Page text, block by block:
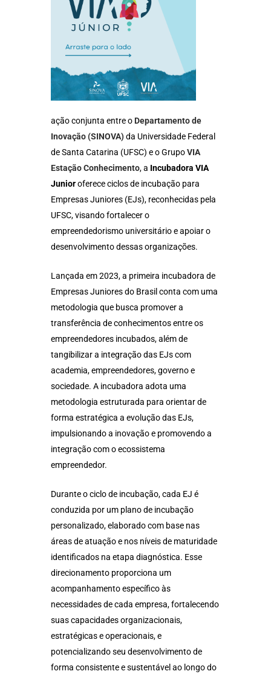
ação conjunta entre o Departamento de
Inovação (SINOVA)da Universidade Federal
de Santa Catarina (UFSC) e o GrupoVIA
Estação Conhecimento, a Incubadora VIA
Junioroferece ciclos de incubação para
Empresas Juniores (EJs), reconhecidas pela
UFSC, visando fortalecer o
empreendedorismo universitário e apoiar o
desenvolvimento dessas organizações.
Lançada em 2023, a primeira incubadora de
Empresas Juniores do Brasil conta com uma
metodologia que busca promover a
transferência de conhecimentos entre os
empreendedores incubados, além de
tangibilizar a integração das EJs com
academia, empreendedores, governo e
sociedade. A incubadora adota uma
metodologia estruturada para orientar de
forma estratégica a evolução das EJs,
impulsionando a inovação e promovendo a
integração com o ecossistema
empreendedor.
Durante o ciclo de incubação, cada EJ é
conduzida por um plano de incubação
personalizado, elaborado com base nas
áreas de atuação e nos níveis de maturidade
identificados na etapa diagnóstica. Esse
direcionamento proporciona um
acompanhamento específico às
necessidades de cada empresa, fortalecendo
suas capacidades organizacionais,
estratégicas e operacionais, e
potencializando seu desenvolvimento de
forma consistente e sustentável ao longo do